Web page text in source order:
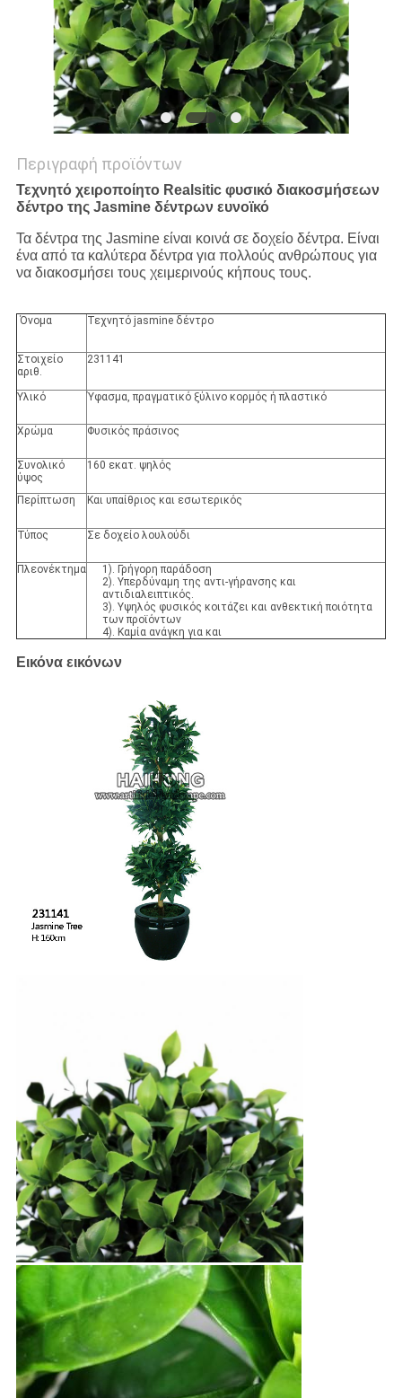
ΑΠΟΡΡΉΤΟΥ
Περιγραφή προϊόντων
Τεχνητό χειροποίητο Realsitic φυσικό διακοσμήσεων
δέντρο της Jasmine δέντρων ευνοϊκό
Τα δέντρα της Jasmine είναι κοινά σε δοχείο δέντρα. Είναι
ένα από τα καλύτερα δέντρα για πολλούς ανθρώπους για
να διακοσμήσει τους χειμερινούς κήπους τους.
Όνομα Τεχνητό jasmine δέντρο
Στοιχείο
αριθ.
231141
Υλικό Ύφασμα, πραγματικό ξύλινο κορμός ή πλαστικό
Χρώμα Φυσικός πράσινος
Συνολικό
ύψος
160 εκατ. ψηλός
Περίπτωση Και υπαίθριος και εσωτερικός
Τύπος Σε δοχείο λουλούδι
Πλεονέκτημα
1). Γρήγορη παράδοση
2). Υπερδύναμη της αντι-γήρανσης και
αντιδιαλειπτικός.
3). Υψηλός φυσικός κοιτάζει και ανθεκτική ποιότητα
των προϊόντων
4). Καμία ανάγκη για και
Εικόνα εικόνων